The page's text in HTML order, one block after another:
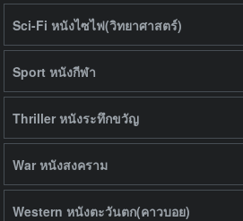
Sci-Fi หนังไซไฟ(วิทยาศาสตร์)
Sport หนังกีฬา
Thriller หนังระทึกขวัญ
War หนังสงคราม
Western หนังตะวันตก(คาวบอย)